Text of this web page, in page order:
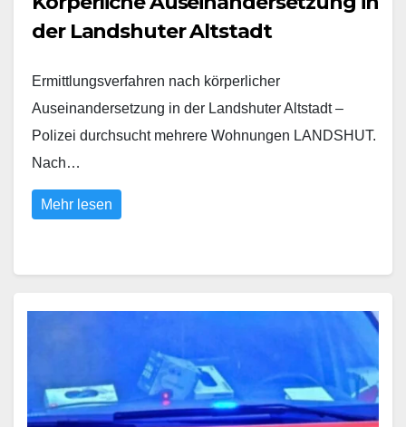
der Landshuter Altstadt
Ermittlungsverfahren nach körperlicher
Auseinandersetzung in der Landshuter Altstadt –
Polizei durchsucht mehrere Wohnungen LANDSHUT.
Nach…
Mehr lesen